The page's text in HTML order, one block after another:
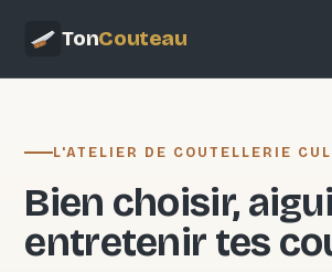
TonCouteau
L'ATELIER DE COUTELLERIE
Bien choisir,
entretenir tes